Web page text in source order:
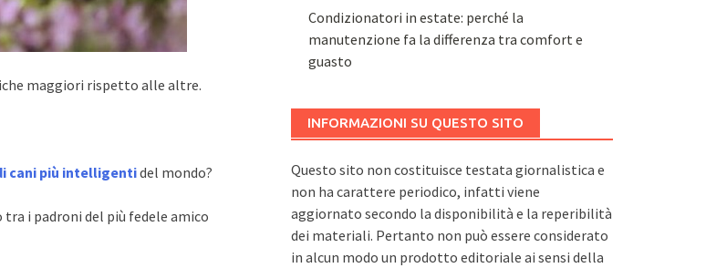
maggiori rispetto alle altre.
cani più intelligentidel mondo?
i padroni del più fedele amico
Condizionatori in estate: perché la
manutenzione fa la differenza tra comfort e
guasto
INFORMAZIONI SU QUESTO SITO
Questo sito non costituisce testata giornalistica e
non ha carattere periodico, infatti viene
aggiornato secondo la disponibilità e la reperibilità
dei materiali. Pertanto non può essere considerato
in alcun modo un prodotto editoriale ai sensi della